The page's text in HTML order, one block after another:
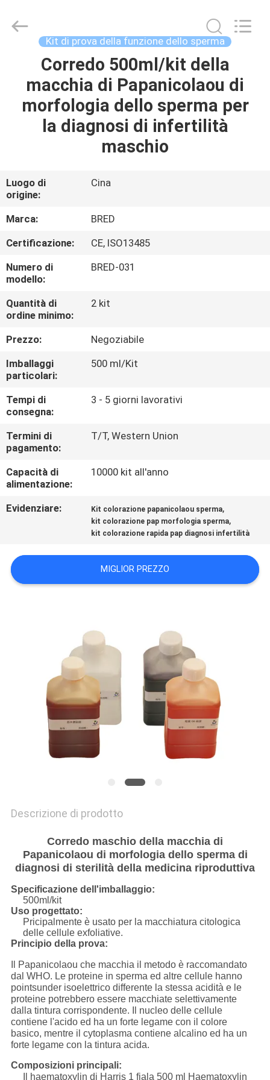
CASA
PRODOTTI
CIRCA
NOI
GIRO
DELLA
FABBRICA
CONTROLLO
DI
QUALITÀ
CONTATTICI
NOTIZIE
BLOG
RICHIEDA
CITAZIONE
MAPPA
PRIVACY
POLICY
BRED
Kit di prova della funzione dello sperma
Corredo 500ml/kit della
macchia di Papanicolaou di
morfologia dello sperma per
la diagnosi di infertilità
maschio
Luogo di
origine:
Cina
Marca:
BRED
Certificazione:
CE, ISO13485
Numero di
modello:
BRED-031
Quantità di
ordine minimo:
2 kit
Prezzo:
Negoziabile
Imballaggi
particolari:
500 ml/Kit
Tempi di
consegna:
3 - 5 giorni lavorativi
Termini di
pagamento:
T/T, Western Union
Capacità di
alimentazione:
10000 kit all'anno
Evidenziare: Kit colorazione papanicolaou sperma,
kit colorazione pap morfologia sperma,
kit colorazione rapida pap diagnosi infertilità
MIGLIOR PREZZO
Descrizione di prodotto
Corredo maschio della macchia di
Papanicolaou di morfologia dello sperma di
diagnosi di sterilità della medicina riproduttiva
Specificazione dell'imballaggio:
500ml/kit
Uso progettato:
Pricipalmente è usato per la macchiatura citologica
delle cellule exfoliative.
Principio della prova:
Il Papanicolaou che macchia il metodo è raccomandato
dal WHO. Le proteine in sperma ed altre cellule hanno
pointsunder isoelettrico differente la stessa acidità e le
proteine potrebbero essere macchiate selettivamente
dalla tintura corrispondente. Il nucleo delle cellule
contiene l'acido ed ha un forte legame con il colore
basico, mentre il cytoplasma contiene alcalino ed ha un
forte legame con la tintura acida.
Composizioni principali:
Il haematoxylin di Harris 1 fiala 500 ml Haematoxylin